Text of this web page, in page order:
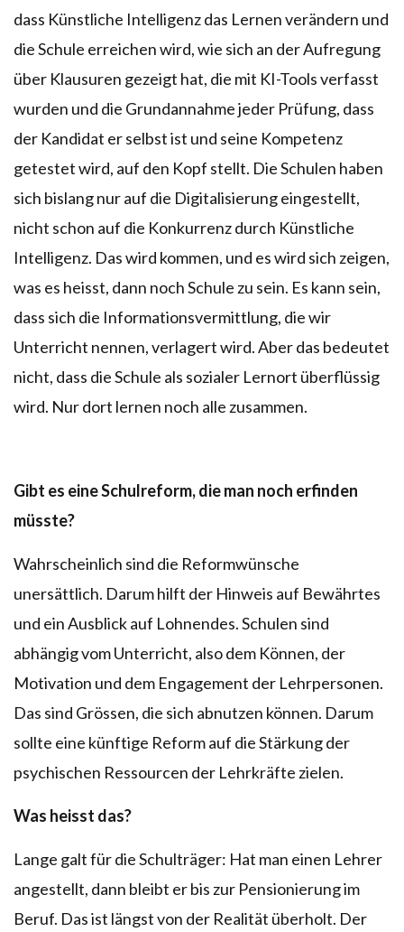
dass Künstliche Intelligenz das Lernen verändern und
die Schule erreichen wird, wie sich an der Aufregung
über Klausuren gezeigt hat, die mit KI-Tools verfasst
wurden und die Grundannahme jeder Prüfung, dass
der Kandidat er selbst ist und seine Kompetenz
getestet wird, auf den Kopf stellt. Die Schulen haben
sich bislang nur auf die Digitalisierung eingestellt,
nicht schon auf die Konkurrenz durch Künstliche
Intelligenz. Das wird kommen, und es wird sich zeigen,
was es heisst, dann noch Schule zu sein. Es kann sein,
dass sich die Informationsvermittlung, die wir
Unterricht nennen, verlagert wird. Aber das bedeutet
nicht, dass die Schule als sozialer Lernort überflüssig
wird. Nur dort lernen noch alle zusammen.
Gibt es eine Schulreform, die man noch erfinden
müsste?
Wahrscheinlich sind die Reformwünsche
unersättlich. Darum hilft der Hinweis auf Bewährtes
und ein Ausblick auf Lohnendes. Schulen sind
abhängig vom Unterricht, also dem Können, der
Motivation und dem Engagement der Lehrpersonen.
Das sind Grössen, die sich abnutzen können. Darum
sollte eine künftige Reform auf die Stärkung der
psychischen Ressourcen der Lehrkräfte zielen.
Was heisst das?
Lange galt für die Schulträger: Hat man einen Lehrer
angestellt, dann bleibt er bis zur Pensionierung im
Beruf. Das ist längst von der Realität überholt. Der